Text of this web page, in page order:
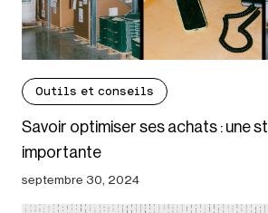
Outils et conseils
Savoir optimiser ses achats : une
importante
septembre 30, 2024